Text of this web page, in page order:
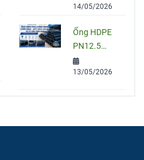
Cách, Báo
Chọn Đúng
Cho Công
Trình
14/05/2026
Ống HDPE
PN12.5
Bình Minh
Chính Hãng
Chọn Mua
13/05/2026